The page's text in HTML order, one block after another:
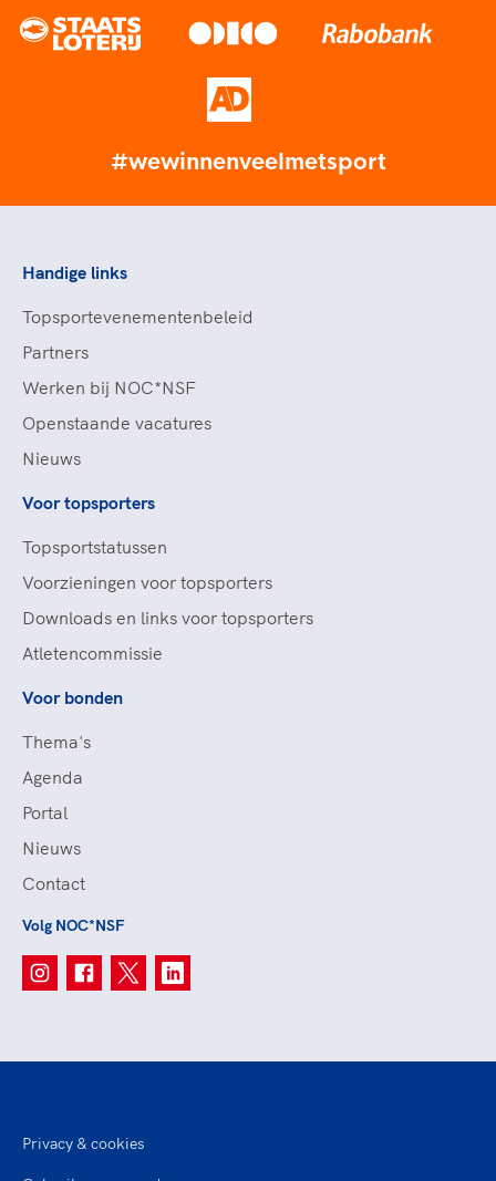
#wewinnenveelmetsport
Handige links
Topsportevenementenbeleid
Partners
Werken bij NOC*NSF
Openstaande vacatures
Nieuws
Voor topsporters
Topsportstatussen
Voorzieningen voor topsporters
Downloads en links voor topsporters
Atletencommissie
Voor bonden
Thema's
Agenda
Portal
Nieuws
Contact
Volg NOC*NSF
Privacy & cookies